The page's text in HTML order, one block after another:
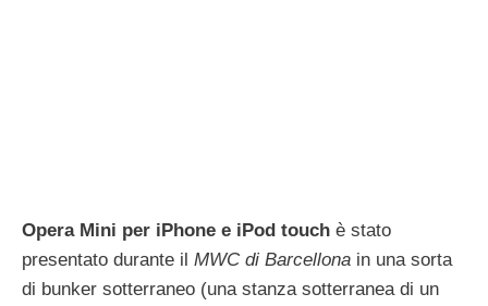
Opera Mini per iPhone e iPod touch è stato
presentato durante il MWC di Barcellona in una sorta
di bunker sotterraneo (una stanza sotterranea di un